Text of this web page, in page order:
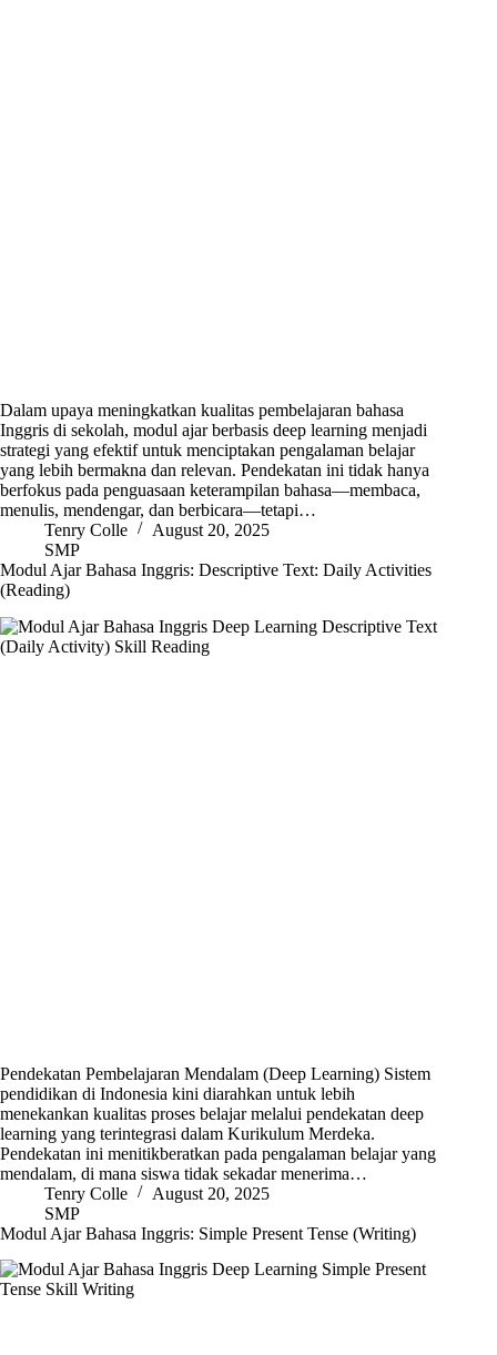
Dalam upaya meningkatkan kualitas pembelajaran bahasa
Inggris di sekolah, modul ajar berbasis deep learning menjadi
strategi yang efektif untuk menciptakan pengalaman belajar
yang lebih bermakna dan relevan. Pendekatan ini tidak hanya
berfokus pada penguasaan keterampilan bahasa—membaca,
menulis, mendengar, dan berbicara—tetapi…
Tenry Colle
August 20, 2025
SMP
Modul Ajar Bahasa Inggris: Descriptive Text: Daily Activities
(Reading)
Pendekatan Pembelajaran Mendalam (Deep Learning) Sistem
pendidikan di Indonesia kini diarahkan untuk lebih
menekankan kualitas proses belajar melalui pendekatan deep
learning yang terintegrasi dalam Kurikulum Merdeka.
Pendekatan ini menitikberatkan pada pengalaman belajar yang
mendalam, di mana siswa tidak sekadar menerima…
Tenry Colle
August 20, 2025
SMP
Modul Ajar Bahasa Inggris: Simple Present Tense (Writing)